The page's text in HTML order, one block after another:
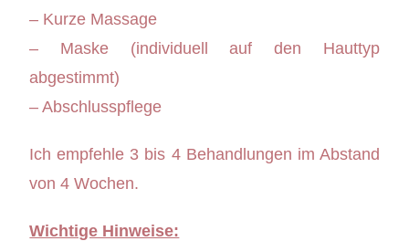
– Kurze Massage
– Maske (individuell auf den Hauttyp
abgestimmt)
– Abschlusspflege
Ich empfehle 3 bis 4 Behandlungen im Abstand
von 4 Wochen.
Wichtige Hinweise: